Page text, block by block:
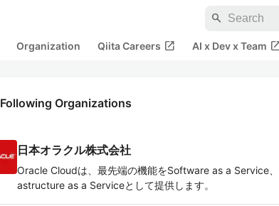
search
Organization Qiita Careers open_in_new AI x Dev x Team
Following Organizations
日本オラクル株式会社
Oracle Cloudは、最先端の機能をSoftware as a Service
astructure as a Serviceとして提供します。